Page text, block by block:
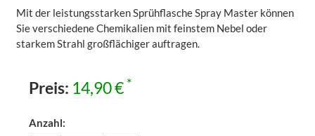
Mit der leistungsstarken Sprühflasche Spray Master können
Sie verschiedene Chemikalien mit feinstem Nebel oder
starkem Strahl großflächiger auftragen.
Preis: 14,90 € *
Anzahl: